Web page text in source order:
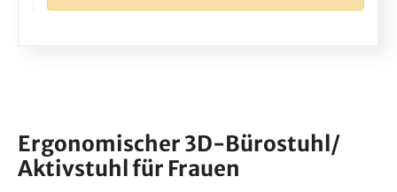
Ergonomischer 3D-Bürostuhl/
Aktivstuhl für Frauen